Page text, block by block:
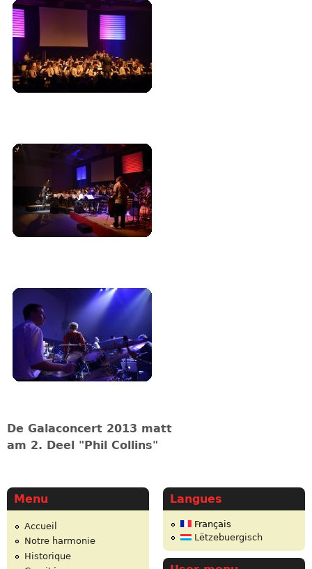
De Galaconcert 2013 matt
am 2. Deel "Phil Collins"
Menu
Accueil
Notre harmonie
Historique
Langues
Français
Lëtzebuergisch